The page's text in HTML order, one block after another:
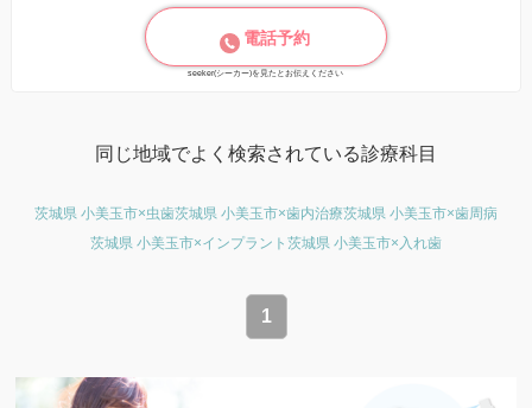
電話予約
seeker(シーカー)を見たとお伝えください
同じ地域でよく検索されている診療科目
茨城県 小美玉市×虫歯茨城県 小美玉市×歯内治療茨城県 小美玉市×歯周病
茨城県 小美玉市×インプラント 茨城県 小美玉市×入れ歯
1